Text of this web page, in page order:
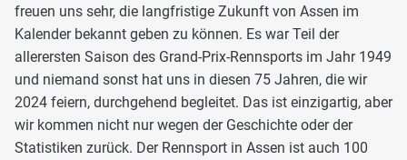
freuen uns sehr, die langfristige Zukunft von Assen im
Kalender bekannt geben zu können. Es war Teil der
allerersten Saison des Grand-Prix-Rennsports im Jahr 1949
und niemand sonst hat uns in diesen 75 Jahren, die wir
2024 feiern, durchgehend begleitet. Das ist einzigartig, aber
wir kommen nicht nur wegen der Geschichte oder der
Statistiken zurück. Der Rennsport in Assen ist auch 100